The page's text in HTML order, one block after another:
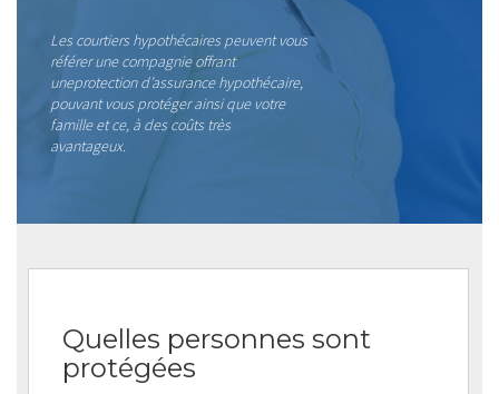
Les courtiers hypothécaires peuvent vous
référer une compagnie offrant
uneprotection d’assurance hypothécaire,
pouvant vous protéger ainsi que votre
famille et ce, à des coûts très
avantageux.
Quelles personnes sont
protégées